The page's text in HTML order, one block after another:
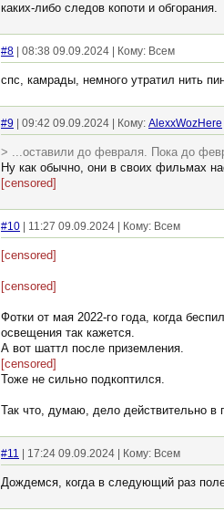
каких-либо следов копоти и обгорания.
#8 | 08:38 09.09.2024 | Кому: Всем
спс, камрады, немного утратил нить
#9 | 09:42 09.09.2024 | Кому: AlexxWozHere
> ...оставили до февраля. Пока до
Ну как обычно, они в своих фильмах
[censored]
#10 | 11:27 09.09.2024 | Кому: Всем
[censored]
[censored]
Фотки от мая 2022-го года, когда
освещения так кажется.
А вот шаттл после приземления.
[censored]
Тоже не сильно подкоптился.
Так что, думаю, дело действительно в
#11 | 17:24 09.09.2024 | Кому: Всем
Дождемся, когда в следующий раз